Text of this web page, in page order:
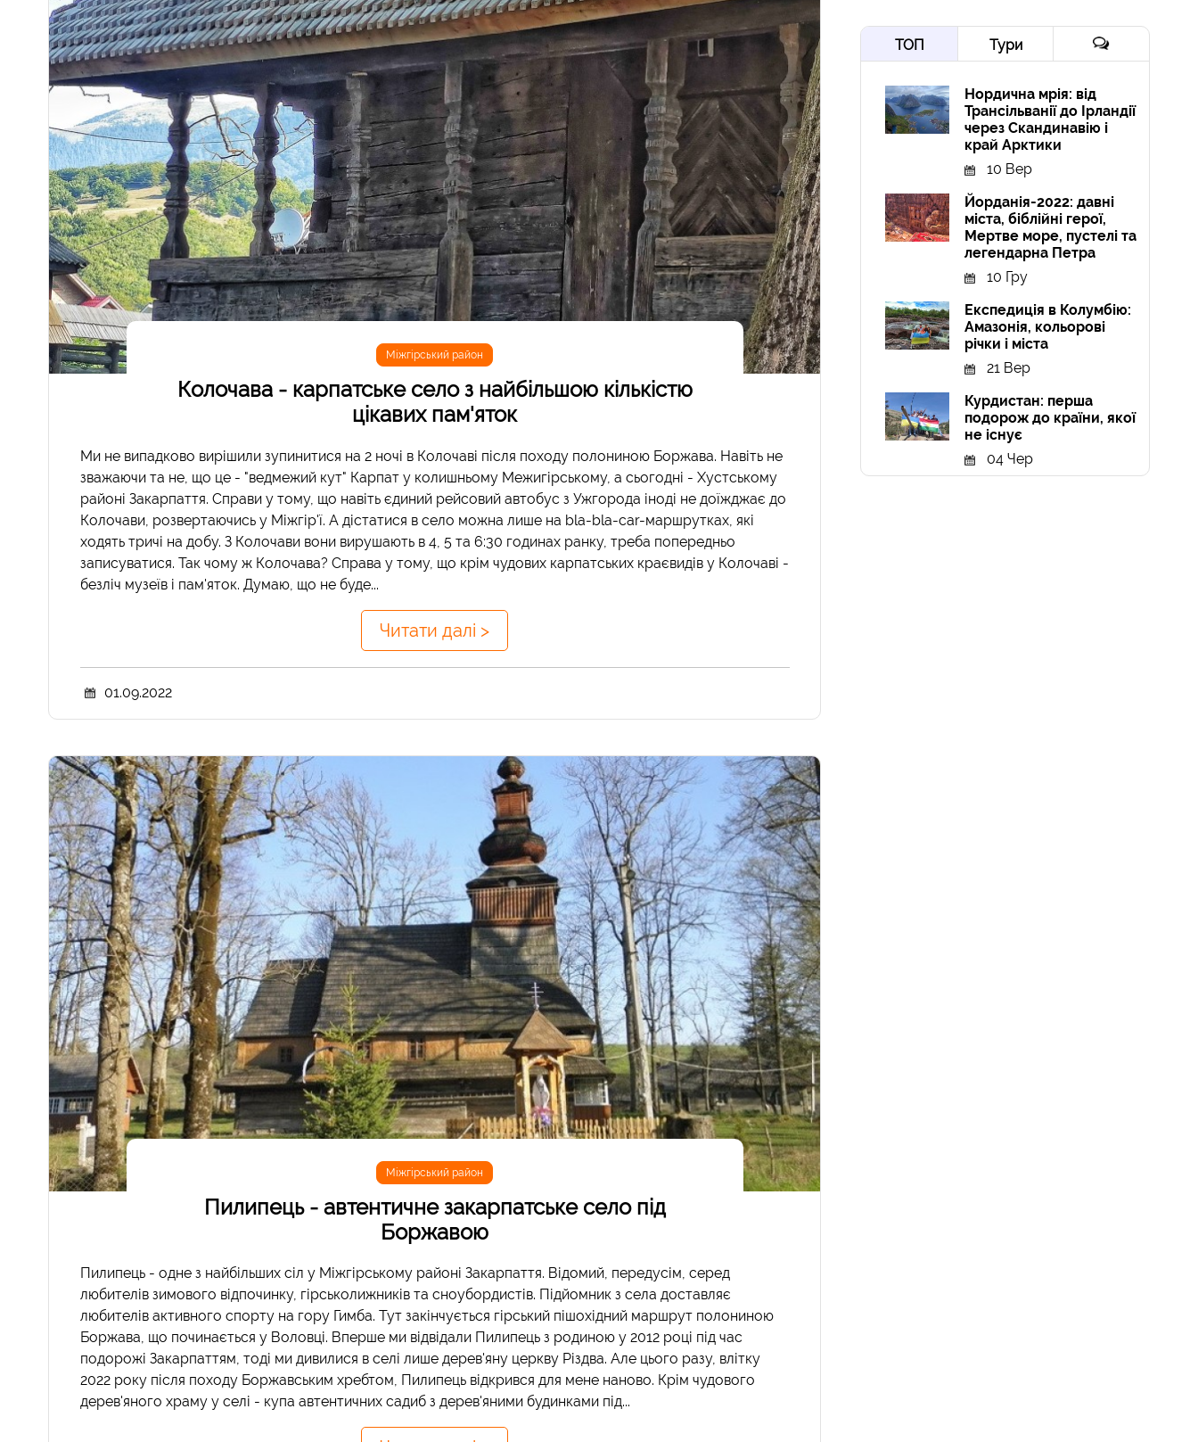
Міжгірський район
Колочава - карпатське село з найбільшою кількістю
цікавих пам'яток
Ми не випадково вирішили зупинитися на 2 ночі в Колочаві після походу полониною Боржава. Навіть не
зважаючи та не, що це - "ведмежий кут" Карпат у колишньому Межигірському, а сьогодні - Хустському
районі Закарпаття. Справи у тому, що навіть єдиний рейсовий автобус з Ужгорода іноді не доїжджає до
Колочави, розвертаючись у Міжгір'ї. А дістатися в село можна лише на bla-bla-car-маршрутках, які
ходять тричі на добу. З Колочави вони вирушають в 4, 5 та 6:30 годинах ранку, треба попередньо
записуватися. Так чому ж Колочава? Справа у тому, що крім чудових карпатських краєвидів у Колочаві -
безліч музеїв і пам'яток. Думаю, що не буде...
Читати далі >
01.09.2022
Міжгірський район
Пилипець - автентичне закарпатське село під
Боржавою
Пилипець - одне з найбільших сіл у Міжгірському районі Закарпаття. Відомий, передусім, серед
любителів зимового відпочинку, гірськолижників та сноубордистів. Підйомник з села доставляє
любителів активного спорту на гору Гимба. Тут закінчується гірський пішохідний маршрут полониною
Боржава, що починається у Воловці. Вперше ми відвідали Пилипець з родиною у 2012 році під час
подорожі Закарпаттям, тоді ми дивилися в селі лише дерев'яну церкву Різдва. Але цього разу, влітку
2022 року після походу Боржавським хребтом, Пилипець відкрився для мене наново. Крім чудового
дерев'яного храму у селі - купа автентичних садиб з дерев'яними будинками під...
ТОП Тури
Нордична мрія: від
Трансільванії до Ірландії
через Скандинавію і
край Арктики
10 Вер
Йорданія-2022: давні
міста, біблійні герої,
Мертве море, пустелі та
легендарна Петра
10 Гру
Експедиція в Колумбію:
Амазонія, кольорові
річки і міста
21 Вер
Курдистан: перша
подорож до країни, якої
не існує
04 Чер